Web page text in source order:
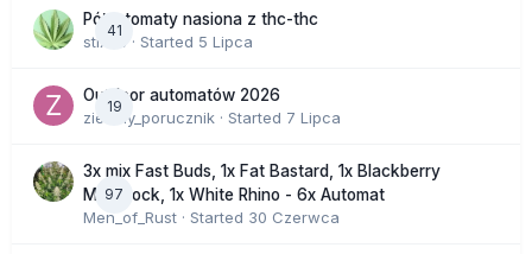
41
Półautomaty nasiona z thc-thc
stix33 · Started 5 Lipca
19
Outdoor automatów 2026
zielony_porucznik · Started 7 Lipca
97
3x mix Fast Buds, 1x Fat Bastard, 1x Blackberry
Moonrock, 1x White Rhino - 6x Automat
Men_of_Rust · Started 30 Czerwca